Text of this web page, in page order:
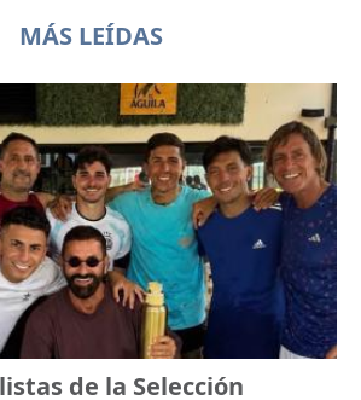
MÁS LEÍDAS
de la Selección